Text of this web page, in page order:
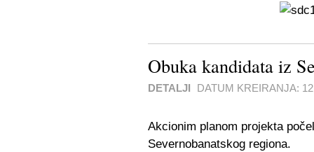
Obuka kandidata iz
DETALJI DATUM KREIRANJA:
Akcionim planom projekta
Severnobanatskog regiona.